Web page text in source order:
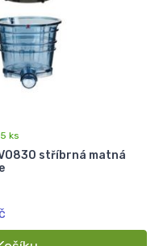
ks
stříbrná matná